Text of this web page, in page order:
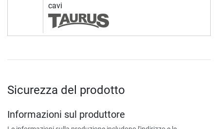
cavi
Sicurezza del prodotto
Informazioni sul produttore